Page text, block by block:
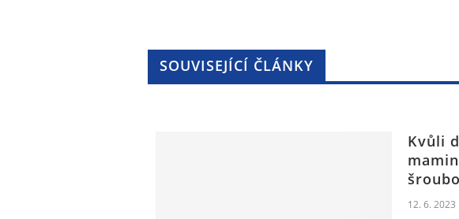
SOUVISEJÍCÍ ČLÁNKY
Kvůli
12. 6. 2023